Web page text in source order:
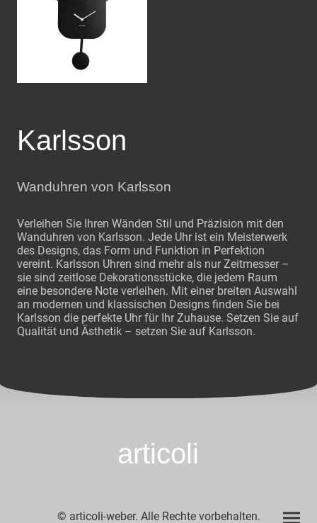
Karlsson
Wanduhren von Karlsson
Verleihen Sie Ihren Wänden Stil und Präzision mit den
Wanduhren von Karlsson. Jede Uhr ist ein Meisterwerk
des Designs, das Form und Funktion in Perfektion
vereint. Karlsson Uhren sind mehr als nur Zeitmesser –
sie sind zeitlose Dekorationsstücke, die jedem Raum
eine besondere Note verleihen. Mit einer breiten Auswahl
an modernen und klassischen Designs finden Sie bei
Karlsson die perfekte Uhr für Ihr Zuhause. Setzen Sie auf
Qualität und Ästhetik – setzen Sie auf Karlsson.
articoli
© articoli-weber. Alle Rechte vorbehalten.